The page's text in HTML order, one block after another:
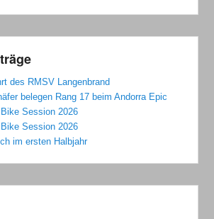
des RMSV Langenbrand
belegen Rang 17 beim Andorra Epic
Session 2026
Session 2026
im ersten Halbjahr